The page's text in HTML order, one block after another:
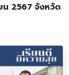
น 2567 จังหวัด